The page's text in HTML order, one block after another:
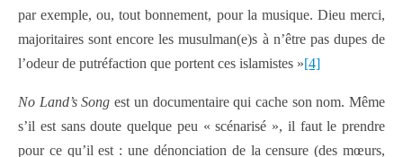
par exemple, ou, tout bonnement, pour la musique. Dieu merci,
majoritaires sont encore les musulman(e)s à n’être pas dupes de
l’odeur de putréfaction que portent ces islamistes »[4]
No Land’s Song est un documentaire qui cache son nom. Même
s’il est sans doute quelque peu « scénarisé », il faut le prendre
pour ce qu’il est : une dénonciation de la censure (des mœurs,